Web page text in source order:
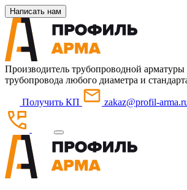
Написать нам
Производитель трубопроводной арматуры
трубопровода любого диаметра и
Получить КП zakaz@profil-